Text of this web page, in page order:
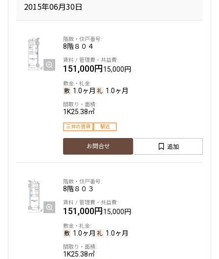
2015年06月30日
8階８０４
151,000円15,000円
1.0ヶ月 1.0ヶ月
1K25.38㎡
三井の賃貸 駅近
お問合せ 追加
8階８０３
151,000円15,000円
1.0ヶ月 1.0ヶ月
1K25.38㎡